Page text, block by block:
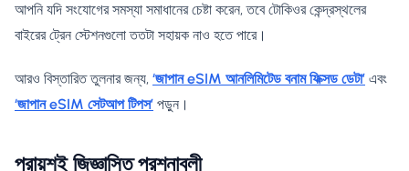
আপনি যদি সংযোগের সমস্যা সমাধানের চেষ্টা করেন, তবে টোকিওর কেন্দ্রস্থলের
বাইরের ট্রেন স্টেশনগুলো ততটা সহায়ক নাও হতে পারে।
আরও বিস্তারিত তুলনার জন্য, ‘জাপান eSIM আনলিমিটেড বনাম ফিক্সড ডেটা’ এবং
‘জাপান eSIM সেটআপ টিপস’ পড়ুন।
প্রায়শই জিজ্ঞাসিত প্রশ্নাবলী